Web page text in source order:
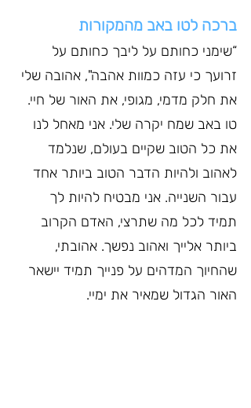
ברכה לטו באב מהמקורות
“שימני כחותם על ליבך כחותם על
זרועך כי עזה כמוות אהבה", אהובה שלי
את חלק מדמי, מגופי, את האור של חיי.
טו באב שמח יקרה שלי. אני מאחל לנו
את כל הטוב שקיים בעולם, שנלמד
לאהוב ולהיות הדבר הטוב ביותר אחד
עבור השנייה. אני מבטיח להיות לך
תמיד לכל מה שתרצי, האדם הקרוב
ביותר אלייך ואהוב נפשך. אהובתי,
שהחיוך המדהים על פנייך תמיד יישאר
האור הגדול שמאיר את ימיי.